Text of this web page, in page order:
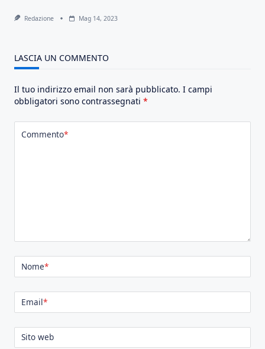
Redazione Mag 14, 2023
LASCIA UN COMMENTO
Il tuo indirizzo email non sarà pubblicato. I campi
obbligatori sono contrassegnati *
Commento*
Nome*
Email*
Sito web